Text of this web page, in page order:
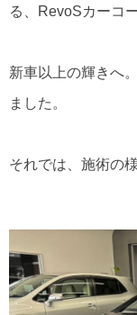
る、RevoSカーコ
新車以上の輝きへ
ました。
それでは、施術の